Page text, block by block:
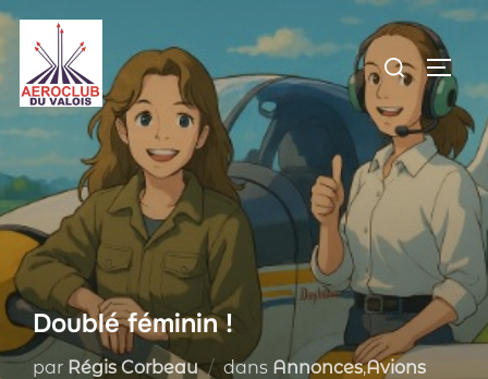
Aller
contenu
Rechercher :
Doublé féminin !
par Régis Corbeau dans Annonces,Avions